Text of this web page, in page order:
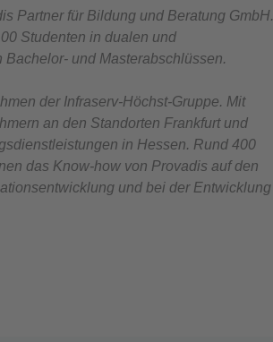
Partner für Bildung und Beratung GmbH.
Studenten in dualen und
und Masterabschlüssen.
der Infraserv-Höchst-Gruppe. Mit
an den Standorten Frankfurt und
in Hessen. Rund 400
das Know-how von Provadis auf den
und bei der Entwicklung